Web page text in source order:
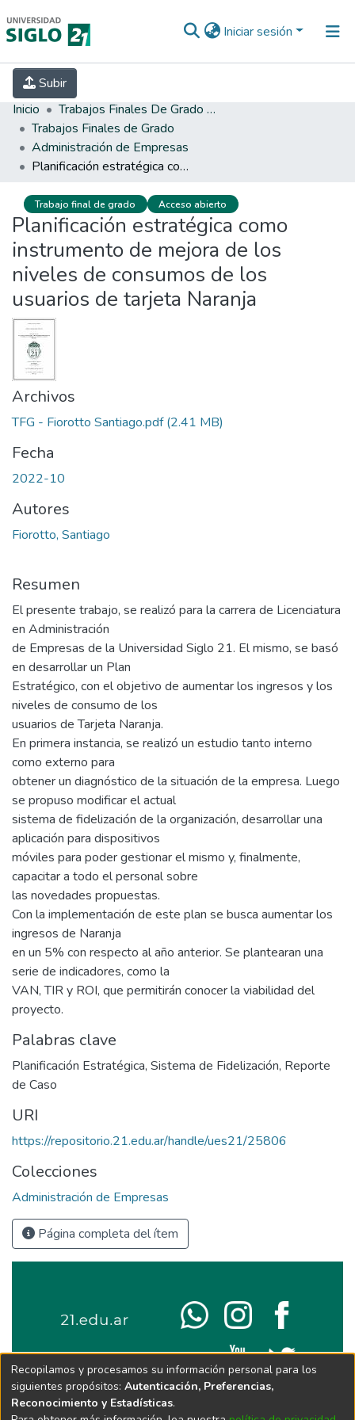
Iniciar sesión
Subir
INICIO EBOOK21
INVESTIGACIÓN
Inicio
Trabajos Finales De Grado Y Posgrado
Trabajos Finales de Grado
Administración de Empresas
Planificación estratégica como instrumento de mejora de los niveles de consumos de los usuarios de tarjeta Naranja
Trabajo final de grado Acceso abierto
Planificación estratégica como
instrumento de mejora de los
niveles de consumos de los
usuarios de tarjeta Naranja
Archivos
TFG - Fiorotto Santiago.pdf(2.41 MB)
Fecha
2022-10
Autores
Fiorotto, Santiago
Resumen
El presente trabajo, se realizó para la carrera de Licenciatura
en Administración
de Empresas de la Universidad Siglo 21. El mismo, se basó
en desarrollar un Plan
Estratégico, con el objetivo de aumentar los ingresos y los
niveles de consumo de los
usuarios de Tarjeta Naranja.
En primera instancia, se realizó un estudio tanto interno
como externo para
obtener un diagnóstico de la situación de la empresa. Luego
se propuso modificar el actual
sistema de fidelización de la organización, desarrollar una
aplicación para dispositivos
móviles para poder gestionar el mismo y, finalmente,
capacitar a todo el personal sobre
las novedades propuestas.
Con la implementación de este plan se busca aumentar los
ingresos de Naranja
en un 5% con respecto al año anterior. Se plantearan una
serie de indicadores, como la
VAN, TIR y ROI, que permitirán conocer la viabilidad del
proyecto.
Palabras clave
Planificación Estratégica, Sistema de Fidelización, Reporte
de Caso
URI
https://repositorio.21.edu.ar/handle/ues21/25806
Colecciones
Administración de Empresas
Página completa del ítem
Recopilamos y procesamos su información personal para los
siguientes propósitos: Autenticación, Preferencias,
Reconocimiento y Estadísticas.